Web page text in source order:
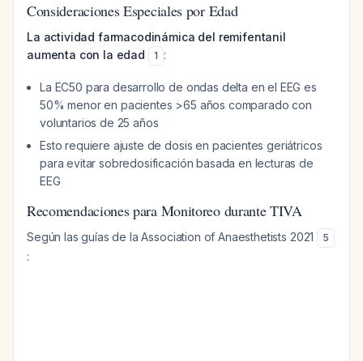
Consideraciones Especiales por Edad
La actividad farmacodinámica del remifentanil
aumenta con la edad
1 :
La EC50 para desarrollo de ondas delta en el EEG es
50% menor en pacientes >65 años comparado con
voluntarios de 25 años
Esto requiere ajuste de dosis en pacientes geriátricos
para evitar sobredosificación basada en lecturas de
EEG
Recomendaciones para Monitoreo durante TIVA
Según las guías de la Association of Anaesthetists 2021 5
: